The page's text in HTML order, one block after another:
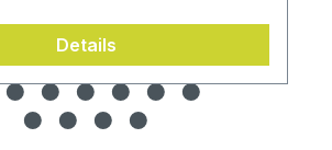
Details